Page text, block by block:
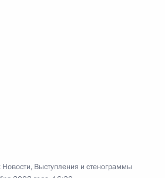
Новости, Выступления и стенограммы